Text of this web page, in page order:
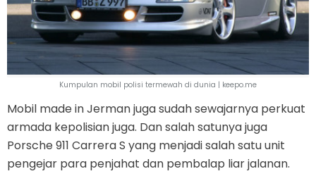
Kumpulan mobil polisi termewah di dunia | keepo.me
Mobil made in Jerman juga sudah sewajarnya perkuat
armada kepolisian juga. Dan salah satunya juga
Porsche 911 Carrera S yang menjadi salah satu unit
pengejar para penjahat dan pembalap liar jalanan.